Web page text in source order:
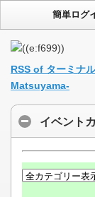
簡単ログ
RSS of ターミナ
Matsuyama-
イベント